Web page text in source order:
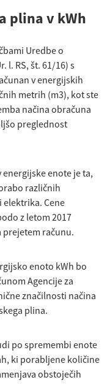
plina v kWh
Uredbe o
l. RS, št. 61/16) s
v energijskih
metrih (m3), kot ste
načina obračuna
preglednost
enote je ta,
različnih
elektrika. Cene
z letom 2017
prejetem računu.
enoto kWh bo
Agencije za
značilnosti načina
plina.
po spremembi enote
ki porabljene količine
obstoječih